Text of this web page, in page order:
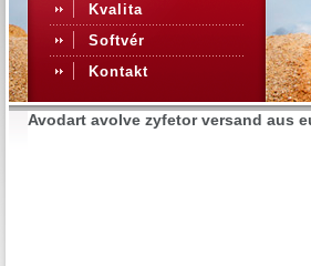
Kvalita
Softvér
Kontakt
Avodart avolve zyfetor versand aus